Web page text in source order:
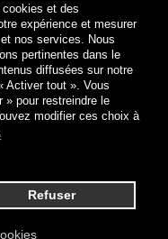
cookies et des
expérience et mesurer
nos services. Nous
pertinentes dans le
diffusées sur notre
Activer tout ». Vous
» pour restreindre le
modifier ces choix à
Refuser
conditionset la